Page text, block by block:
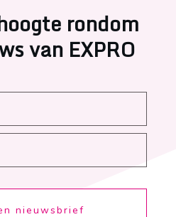
rondom
van EXPRO
nieuwsbrief